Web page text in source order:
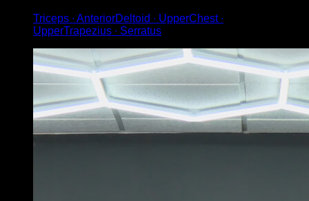
Triceps ∙ AnteriorDeltoid ∙ UpperChest ∙
UpperTrapezius ∙ Serratus